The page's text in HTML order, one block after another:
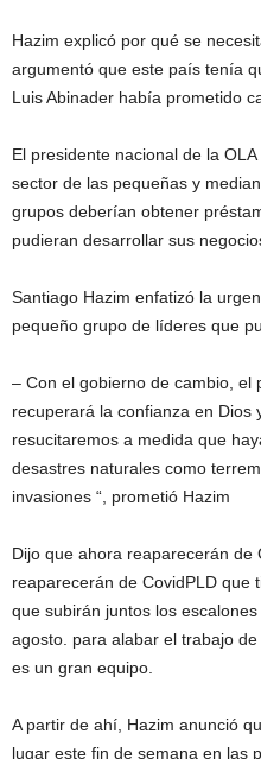
Hazim explicó por qué se
argumentó que este país tenía
Luis Abinader había prometido
El presidente nacional de la
sector de las pequeñas y
grupos deberían obtener
pudieran desarrollar sus
Santiago Hazim enfatizó la
pequeño grupo de líderes que
– Con el gobierno de cambio, el
recuperará la confianza en Dios
resucitaremos a medida que
desastres naturales como
invasiones “, prometió Hazim
Dijo que ahora reaparecerán de
reaparecerán de CovidPLD que
que subirán juntos los
agosto. para alabar el trabajo
es un gran equipo.
A partir de ahí, Hazim anunció
lugar este fin de semana en las